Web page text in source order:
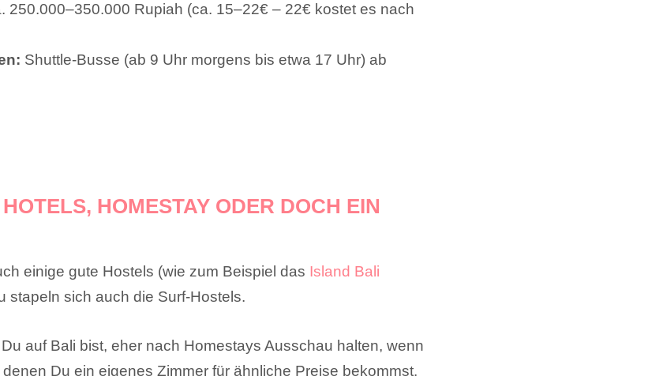
250.000–350.000 Rupiah (ca. 15–22€ – 22€ kostet es nach
Shuttle-Busse (ab 9 Uhr morgens bis etwa 17 Uhr) ab
HOMESTAY ODER DOCH EIN
einige gute Hostels (wie zum Beispiel das Island Bali
stapeln sich auch die Surf-Hostels.
auf Bali bist, eher nach Homestays Ausschau halten, wenn
Du ein eigenes Zimmer für ähnliche Preise bekommst.